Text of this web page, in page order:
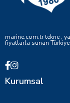
marine.com.tr tekne ,
fiyatlarla sunan
Kurumsal